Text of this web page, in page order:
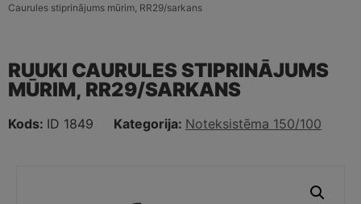
Caurules stiprinājums mūrim, RR29/sarkans
RUUKI CAURULES STIPRINĀJUMS
MŪRIM, RR29/SARKANS
Kods: ID 1849 Kategorija: Noteksistēma 150/100